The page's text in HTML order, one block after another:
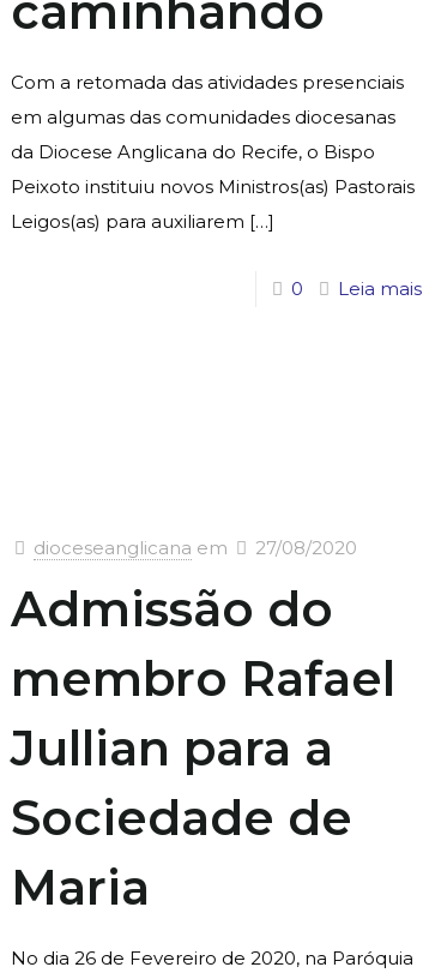
Com a retomada das atividades presenciais
em algumas das comunidades diocesanas
da Diocese Anglicana do Recife, o Bispo
Peixoto instituiu novos Ministros(as) Pastorais
Leigos(as) para auxiliarem […]
0 Leia mais
dioceseanglicana em 27/08/2020
Admissão do
membro Rafael
Jullian para a
Sociedade de
Maria
No dia 26 de Fevereiro de 2020, na Paróquia